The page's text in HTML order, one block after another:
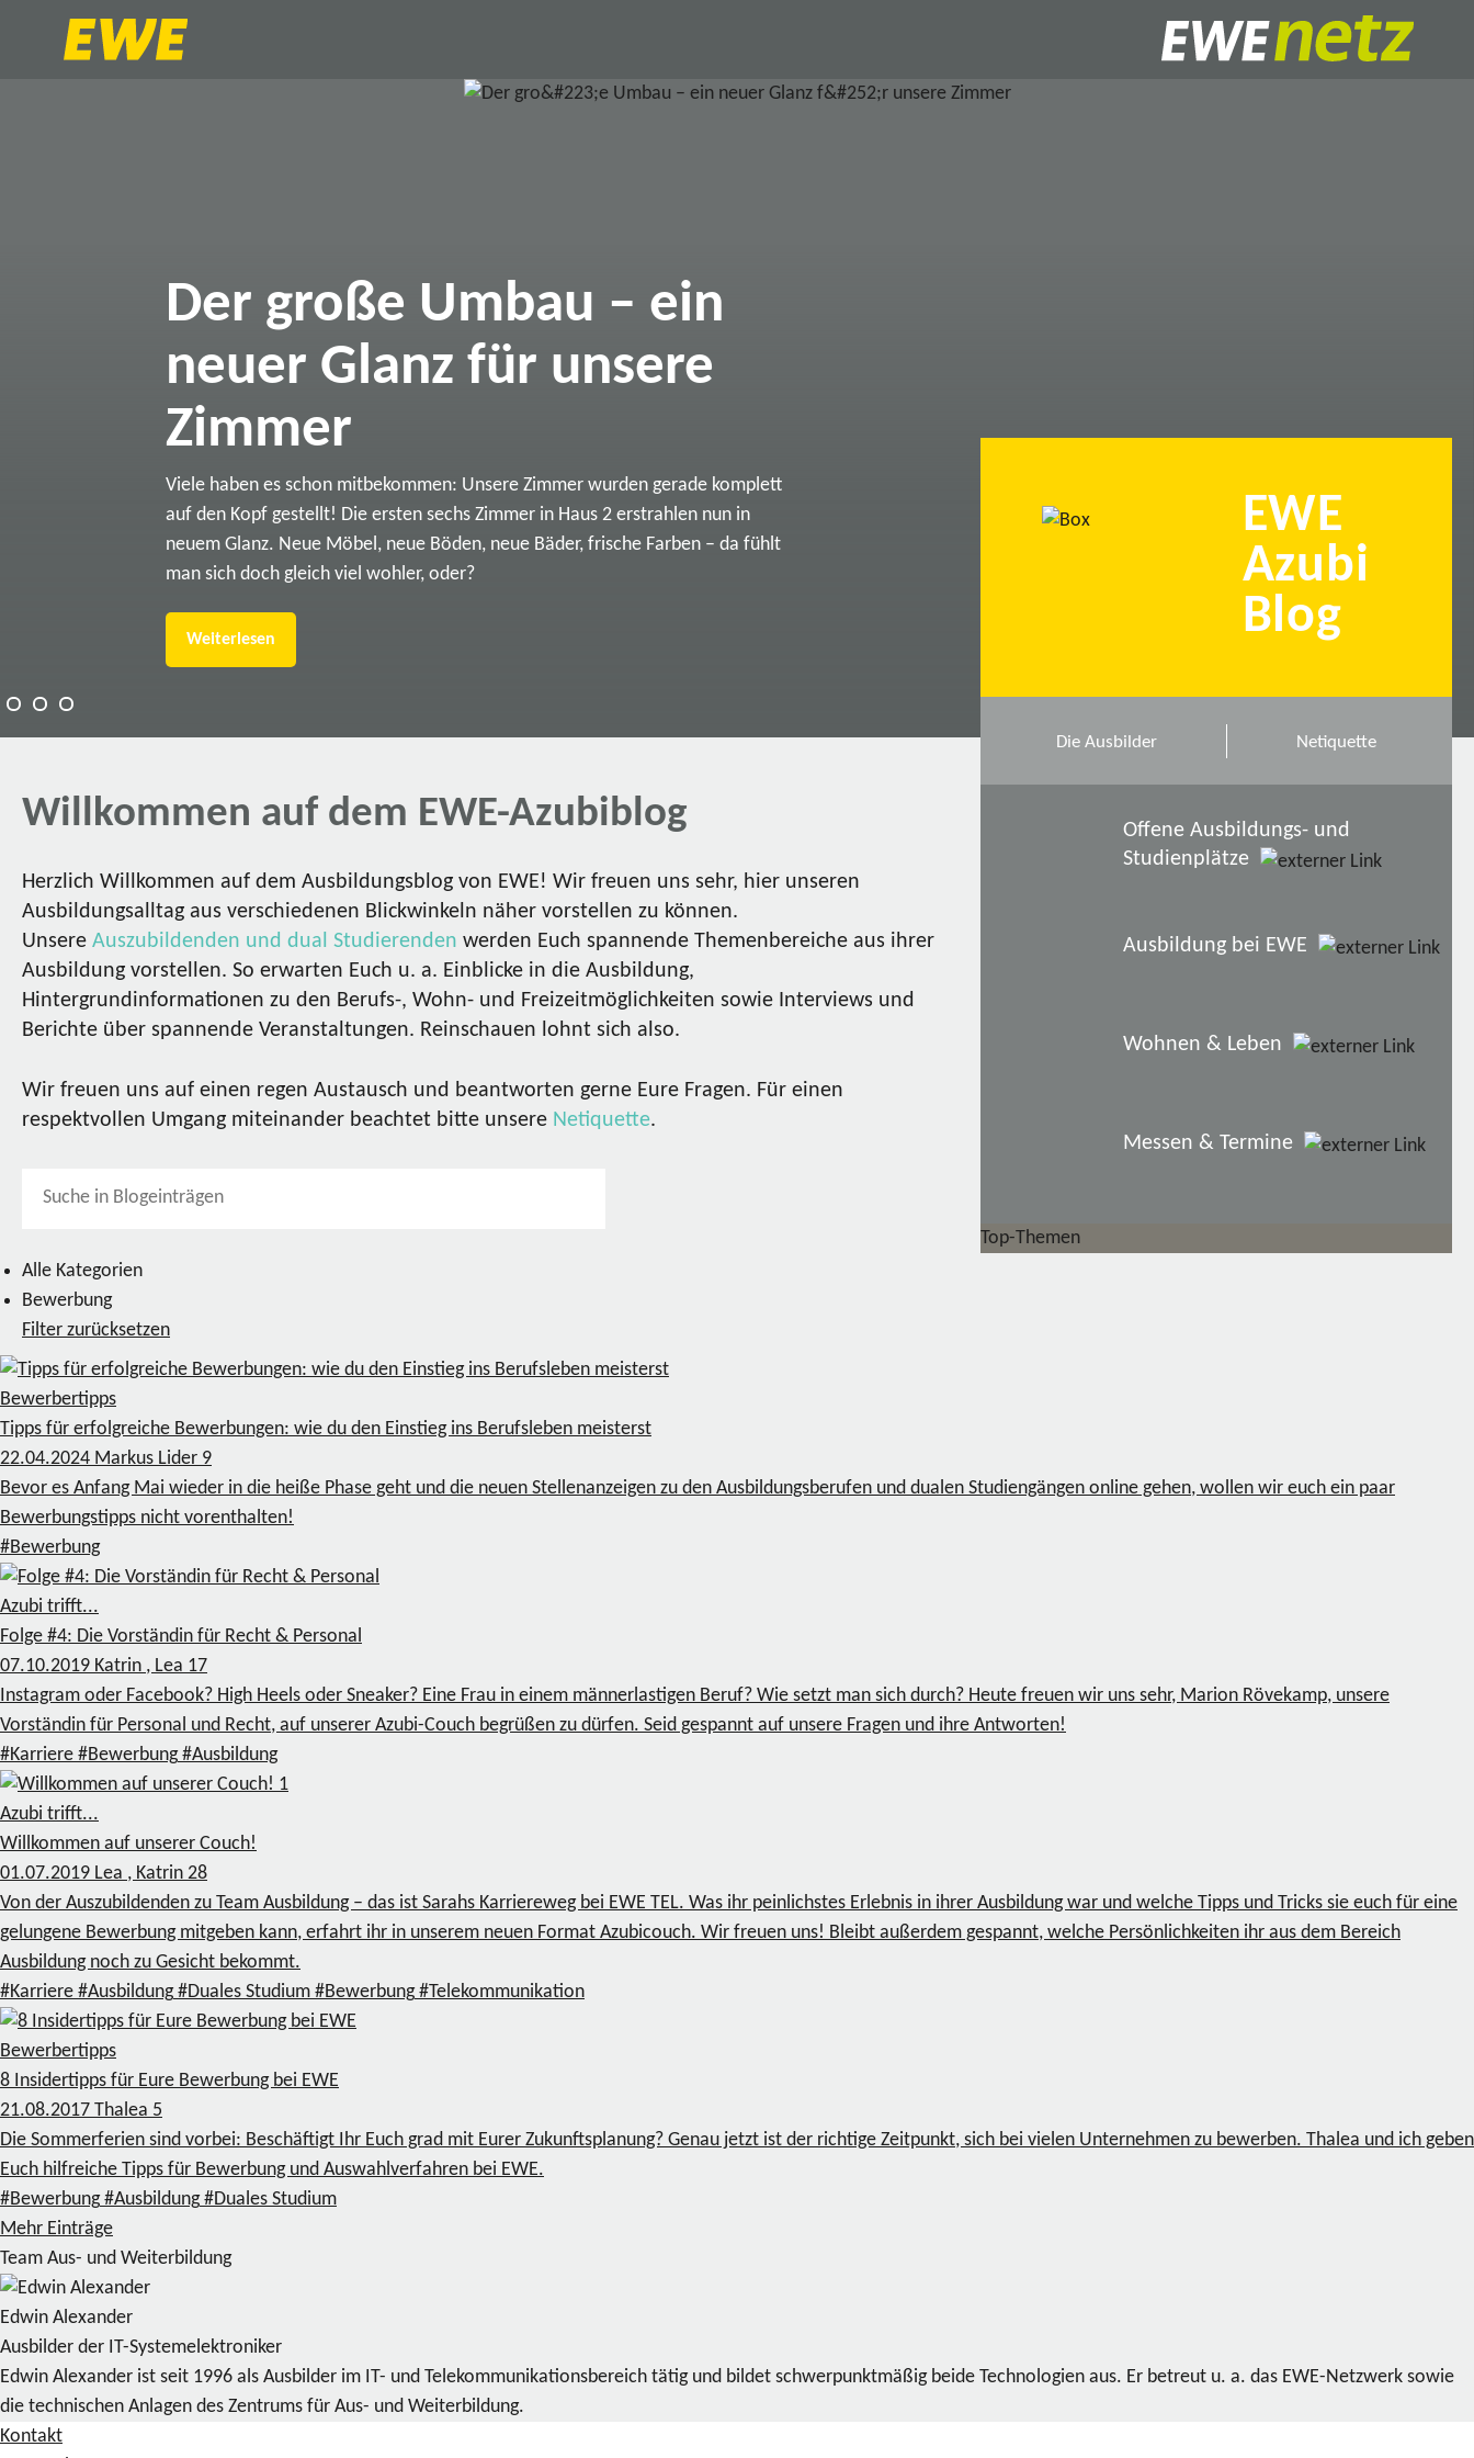
Der große Umbau – ein
neuer Glanz für unsere
Zimmer
Viele haben es schon mitbekommen: Unsere Zimmer wurden gerade komplett
auf den Kopf gestellt! Die ersten sechs Zimmer in Haus 2 erstrahlen nun in
neuem Glanz. Neue Möbel, neue Böden, neue Bäder, frische Farben – da fühlt
man sich doch gleich viel wohler, oder?
Weiterlesen
Willkommen auf dem EWE-Azubiblog
Herzlich Willkommen auf dem Ausbildungsblog von EWE! Wir freuen uns sehr, hier unseren
Ausbildungsalltag aus verschiedenen Blickwinkeln näher vorstellen zu können.
Unsere Auszubildenden und dual Studierenden werden Euch spannende Themenbereiche aus ihrer
Ausbildung vorstellen. So erwarten Euch u. a. Einblicke in die Ausbildung,
Hintergrundinformationen zu den Berufs-, Wohn- und Freizeitmöglichkeiten sowie Interviews und
Berichte über spannende Veranstaltungen. Reinschauen lohnt sich also.
Wir freuen uns auf einen regen Austausch und beantworten gerne Eure Fragen. Für einen
respektvollen Umgang miteinander beachtet bitte unsere Netiquette.
Alle Kategorien
Bewerbung
Filter zurücksetzen
EWE
Azubi
Blog
Die Ausbilder Netiquette
Offene Ausbildungs- und
Studienplätze
Ausbildung bei EWE
Wohnen & Leben
Messen & Termine
Top-Themen
Bewerbertipps
Tipps für erfolgreiche Bewerbungen: wie du den Einstieg ins Berufsleben meisterst
22.04.2024 Markus Lider 9
Bevor es Anfang Mai wieder in die heiße Phase geht und die neuen Stellenanzeigen zu den Ausbildungsberufen und dualen Studiengängen online gehen, wollen wir euch ein paar
Bewerbungstipps nicht vorenthalten!
#Bewerbung
Azubi trifft...
Folge #4: Die Vorständin für Recht & Personal
07.10.2019 Katrin , Lea 17
Instagram oder Facebook? High Heels oder Sneaker? Eine Frau in einem männerlastigen Beruf? Wie setzt man sich durch? Heute freuen wir uns sehr, Marion Rövekamp, unsere
Vorständin für Personal und Recht, auf unserer Azubi-Couch begrüßen zu dürfen. Seid gespannt auf unsere Fragen und ihre Antworten!
#Karriere #Bewerbung #Ausbildung
1
Azubi trifft...
Willkommen auf unserer Couch!
01.07.2019 Lea , Katrin 28
Von der Auszubildenden zu Team Ausbildung – das ist Sarahs Karriereweg bei EWE TEL. Was ihr peinlichstes Erlebnis in ihrer Ausbildung war und welche Tipps und Tricks sie euch für eine
gelungene Bewerbung mitgeben kann, erfahrt ihr in unserem neuen Format Azubicouch. Wir freuen uns! Bleibt außerdem gespannt, welche Persönlichkeiten ihr aus dem Bereich
Ausbildung noch zu Gesicht bekommt.
#Karriere #Ausbildung #Duales Studium #Bewerbung #Telekommunikation
Bewerbertipps
8 Insidertipps für Eure Bewerbung bei EWE
21.08.2017 Thalea 5
Die Sommerferien sind vorbei: Beschäftigt Ihr Euch grad mit Eurer Zukunftsplanung? Genau jetzt ist der richtige Zeitpunkt, sich bei vielen Unternehmen zu bewerben. Thalea und ich geben
Euch hilfreiche Tipps für Bewerbung und Auswahlverfahren bei EWE.
#Bewerbung #Ausbildung #Duales Studium
Mehr Einträge
Team Aus- und Weiterbildung
Edwin Alexander
Ausbilder der IT-Systemelektroniker
Edwin Alexander ist seit 1996 als Ausbilder im IT- und Telekommunikationsbereich tätig und bildet schwerpunktmäßig beide Technologien aus. Er betreut u. a. das EWE-Netzwerk sowie
die technischen Anlagen des Zentrums für Aus- und Weiterbildung.
Kontakt